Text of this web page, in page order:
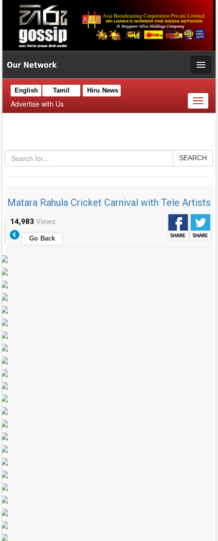
Our Network
English Tamil Hiru News
Advertise with Us
Toggle
SEARCH
Matara Rahula Cricket Carnival with Tele Artists
14,983 Views
Go Back